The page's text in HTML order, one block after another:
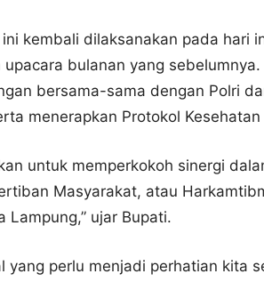
kembali dilaksanakan pada hari
bulanan yang
bersama-sama dengan Polri
menerapkan Protokol Kesehatan
untuk memperkokoh sinergi
Masyarakat, atau
Lampung,” ujar Bupati.
yang perlu menjadi perhatian kita